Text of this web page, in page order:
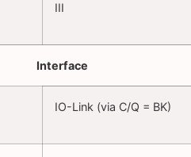
III
Interface
IO-Link (via C/Q = BK)